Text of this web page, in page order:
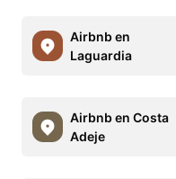
Airbnb en
Laguardia
Airbnb en Costa
Adeje